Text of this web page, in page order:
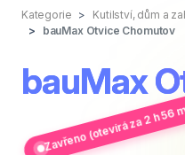
Kategorie Kutilství, dům a
bauMax Otvice Chomutov
bauMax
Zavřeno (otevírá za 2 h